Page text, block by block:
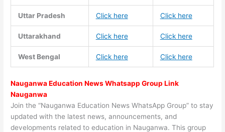
Uttar Pradesh Click here Click here
Uttarakhand Click here Click here
West Bengal Click here Click here
Nauganwa Education News Whatsapp Group Link
Nauganwa
Join the “Nauganwa Education News WhatsApp Group” to stay
updated with the latest news, announcements, and
developments related to education in Nauganwa. This group